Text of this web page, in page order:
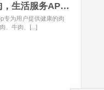
健康肉，生活服务APP开发经典案例
专为用户提供健康的肉
、牛肉、[...]